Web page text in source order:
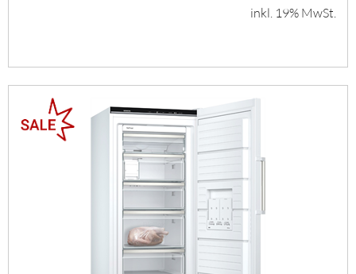
inkl. 19% MwSt.